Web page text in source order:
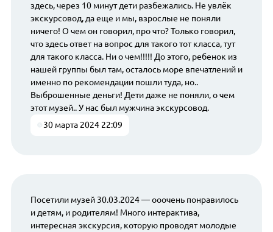
здесь, через 10 минут дети разбежались. Не увлёк
экскурсовод, да еще и мы, взрослые не поняли
ничего! О чем он говорил, про что? Только говорил,
что здесь ответ на вопрос для такого тот класса, тут
для такого класса. Ни о чем!!!!! До этого, ребенок из
нашей группы был там, осталось море впечатлений и
именно по рекомендации пошли туда, но..
Выброшенные деньги! Дети даже не поняли, о чем
этот музей.. У нас был мужчина экскурсовод.
30 марта 2024 22:09
Посетили музей 30.03.2024 — ооочень понравилось
и детям, и родителям! Много интерактива,
интересная экскурсия, которую проводят молодые